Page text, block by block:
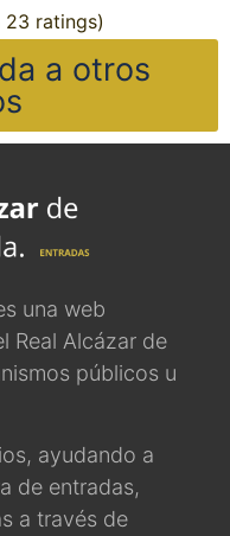
23 ratings)
a otros
una web
Real Alcázar de
públicos u
ayudando a
de entradas,
a través de